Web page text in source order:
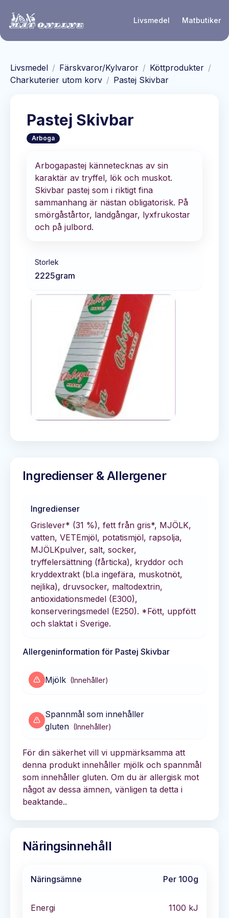
Livsmedel Matbutiker
Livsmedel / Färskvaror/Kylvaror / Köttprodukter /
Charkuterier utom korv / Pastej Skivbar
Pastej Skivbar
Arboga
Arbogapastej kännetecknas av sin
karaktär av tryffel, lök och muskot.
Skivbar pastej som i riktigt fina
sammanhang är nästan obligatorisk. På
smörgåstårtor, landgångar, lyxfrukostar
och på julbord.
Storlek
2225gram
Ingredienser & Allergener
Ingredienser
Grislever* (31 %), fett från gris*, MJÖLK,
vatten, VETEmjöl, potatismjöl, rapsolja,
MJÖLKpulver, salt, socker,
tryffelersättning (fårticka), kryddor och
kryddextrakt (bl.a ingefära, muskotnöt,
nejlika), druvsocker, maltodextrin,
antioxidationsmedel (E300),
konserveringsmedel (E250). *Fött, uppfött
och slaktat i Sverige.
Allergeninformation för Pastej Skivbar
Mjölk (Innehåller)
Spannmål som innehåller
gluten (Innehåller)
För din säkerhet vill vi uppmärksamma att
denna produkt innehåller mjölk och spannmål
som innehåller gluten. Om du är allergisk mot
något av dessa ämnen, vänligen ta detta i
beaktande..
Näringsinnehåll
Näringsämne Per 100g
Energi 1100 kJ